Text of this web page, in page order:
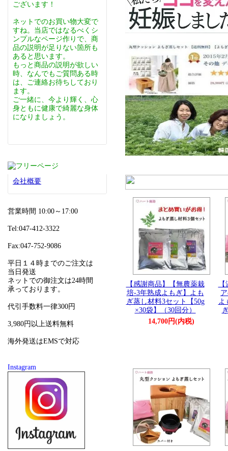
ございます！
ネットでのお買い物大変で
すね。当店ではなるべくシ
ンプルなページ作りで、商
品の説明が足りない箇所も
あると思います。
もっと商品の説明が欲しい
時、なんでもご質問ある時
は、ご連絡お待ちしており
ます。
ご一緒に、今より輝く、心
身ともに健康で綺麗な身体
になりましょう。
会社概要
営業時間 10:00～17:00
Tel:047-412-3322
Fax:047-752-9086
平日１４時までのご注文は
当日発送
ネットでの御注文は24時間
承っております。
代引手数料一律300円
3,980円以上送料無料
海外発送はEMSで対応
Instagram
【感謝商品】【無農薬栽
培-3年熟成よもぎ】よも
ぎ蒸し材料3セット【50g
×30袋】（30回分）
14,700円(内税)
よ